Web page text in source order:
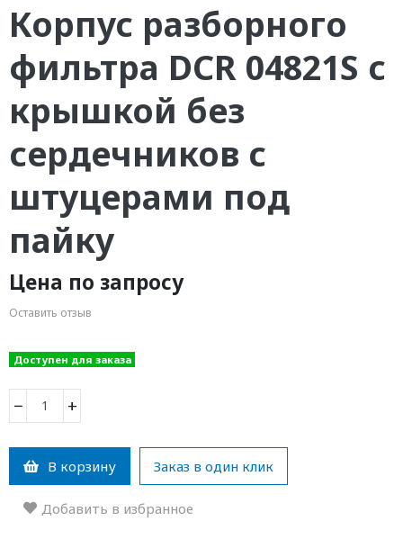
Корпус разборного
фильтра DCR 04821S с
крышкой без
сердечников с
штуцерами под
пайку
Цена по запросу
Оставить отзыв
Доступен для заказа
− +
В корзину Заказ в один клик
Добавить в избранное